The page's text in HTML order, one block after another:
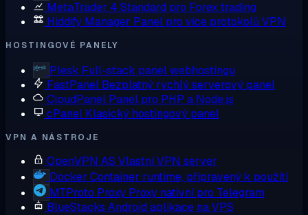
MetaTrader 4 Standard pro Forex trading
Hiddify Manager Panel pro více protokolů VPN
HOSTINGOVÉ PANELY
Plesk Full-stack panel webhostingu
FastPanel Bezplatný rychlý serverový panel
CloudPanel Panel pro PHP a Node.js
cPanel Klasický hostingový panel
VPN A NÁSTROJE
OpenVPN AS Vlastní VPN server
Docker Container runtime, připravený k použití
MTProto Proxy Proxy nativní pro Telegram
BlueStacks Android aplikace na VPS